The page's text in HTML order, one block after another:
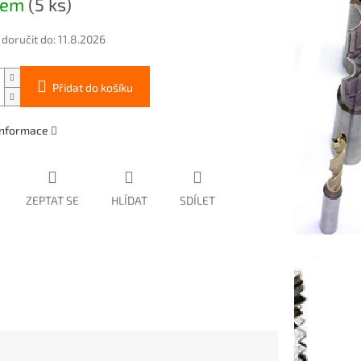
(5 ks)
do: 11.8.2026
Přidat do košíku
ZEPTAT SE HLÍDAT SDÍLET